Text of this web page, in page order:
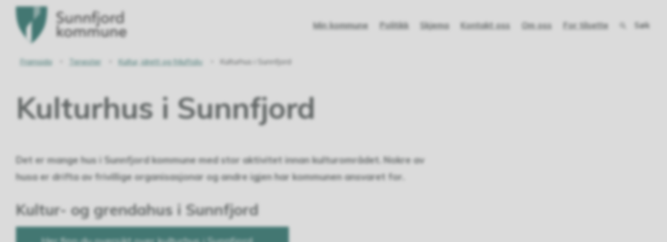
Sunnfjord
kommune
Min kommune Politikk Skjema Kontakt oss Om oss For tilsette Søk
Du
her:
Framsida Tenester Kultur, idrett og friluftsliv Kulturhus i Sunnfjord
Kulturhus i Sunnfjord
Det er mange hus i Sunnfjord kommune med stor aktivitet innan kulturområdet. Nokre av
husa er drifta av frivillige organisasjonar og andre igjen har kommunen ansvaret for.
Kultur- og grendahus i Sunnfjord